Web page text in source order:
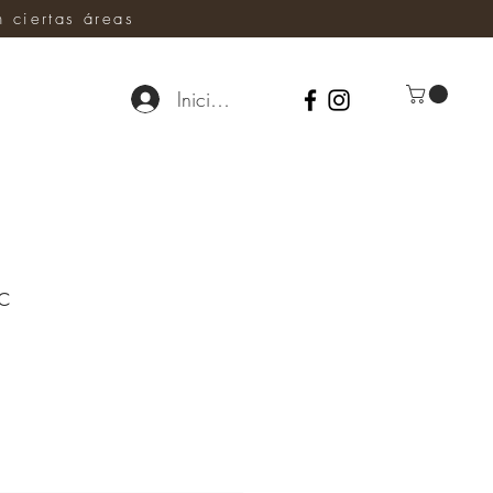
Iniciar sesión
ciertas áreas